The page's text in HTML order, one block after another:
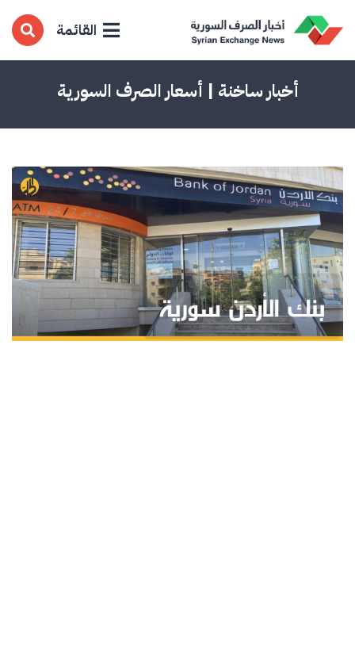
القائمة
أخبار ساخنة | أسعار الصرف السورية